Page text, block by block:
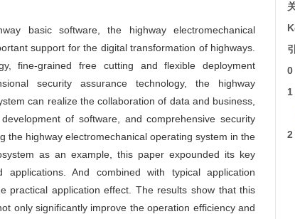
basic software, the highway electromechanical
support for the digital transformation of highways.
fine-grained free cutting and flexible deployment
security assurance technology, the highway
can realize the collaboration of data and business,
of software, and comprehensive security
the highway electromechanical operating system in the
as an example, this paper expounded its key
applications. And combined with typical application
practical application effect. The results show that this
only significantly improve the operation efficiency and
0
2